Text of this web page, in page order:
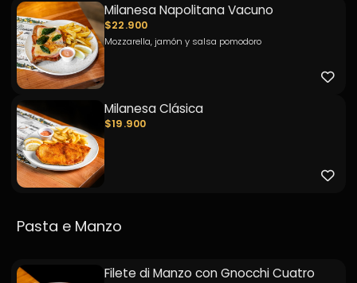
Milanesa Napolitana Vacuno
$22.900
Mozzarella, jamón y salsa pomodoro
Milanesa Clásica
$19.900
Pasta e Manzo
Filete di Manzo con Gnocchi Cuatro